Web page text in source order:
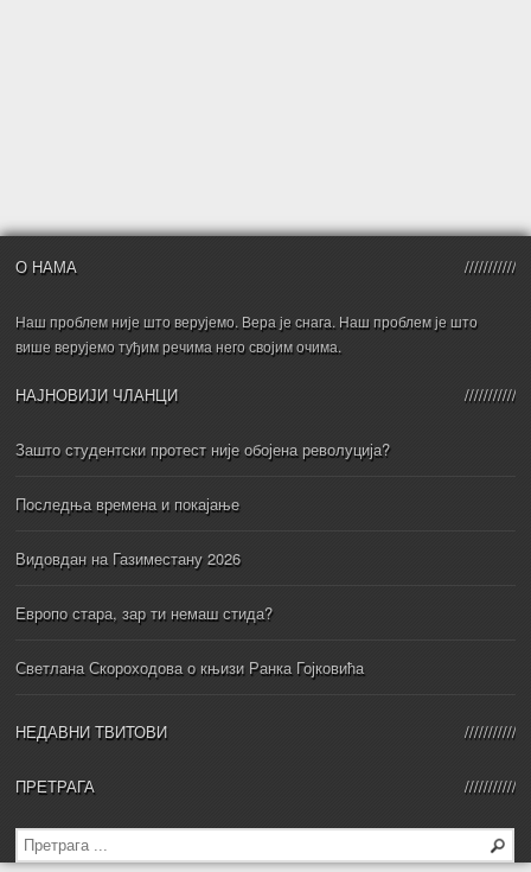
О НАМА
Наш проблем није што верујемо. Вера је снага. Наш проблем је што
више верујемо туђим речима него својим очима.
НАЈНОВИЈИ ЧЛАНЦИ
Зашто студентски протест није обојена револуција?
Последња времена и покајање
Видовдан на Газиместану 2026
Европо стара, зар ти немаш стида?
Светлана Скороходова о књизи Ранка Гојковића
НЕДАВНИ ТВИТОВИ
ПРЕТРАГА